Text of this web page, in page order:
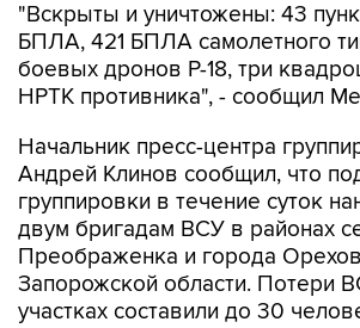
"Вскрыты и уничтожены: 43
БПЛА, 421 БПЛА самолетного
боевых дронов Р-18, три
НРТК противника", - сообщил
Начальник пресс-центра
Андрей Клинов сообщил, что
группировки в течение суток
двум бригадам ВСУ в районах
Преображенка и города
Запорожской области. Потери
участках составили до 30